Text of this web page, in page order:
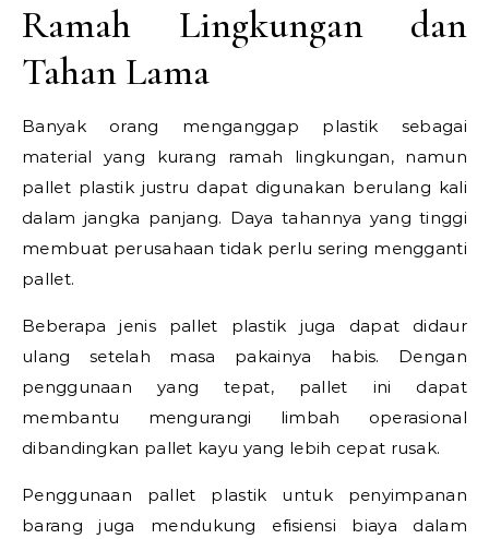
Ramah Lingkungan dan
Tahan Lama
Banyak orang menganggap plastik sebagai
material yang kurang ramah lingkungan, namun
pallet plastik justru dapat digunakan berulang kali
dalam jangka panjang. Daya tahannya yang tinggi
membuat perusahaan tidak perlu sering mengganti
pallet.
Beberapa jenis pallet plastik juga dapat didaur
ulang setelah masa pakainya habis. Dengan
penggunaan yang tepat, pallet ini dapat
membantu mengurangi limbah operasional
dibandingkan pallet kayu yang lebih cepat rusak.
Penggunaan pallet plastik untuk penyimpanan
barang juga mendukung efisiensi biaya dalam